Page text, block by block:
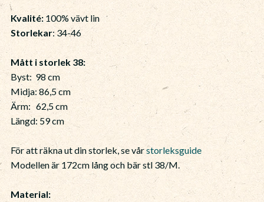
Kvalité: 100% vävt lin
Storlekar: 34-46
Mått i storlek 38:
Byst: 98 cm
Midja: 86,5 cm
Ärm: 62,5 cm
Längd: 59 cm
För att räkna ut din storlek, se vårstorleksguide
Modellen är 172cm lång och bär stl 38/M.
Material: